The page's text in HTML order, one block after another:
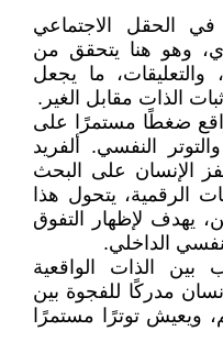
الحقل الاجتماعي
وهو هنا يتحقق من
والتعليقات، ما يجعل
الذات مقابل الغير.
ضغطًا مستمرًا على
النفسي. ألفريد
الإنسان على البحث
الرقمية، يتحول هذا
يهدف لإظهار التفوق
الداخلي.
الذات الواقعية
مدركًا للفجوة بين
ويعيش توترًا مستمرًا